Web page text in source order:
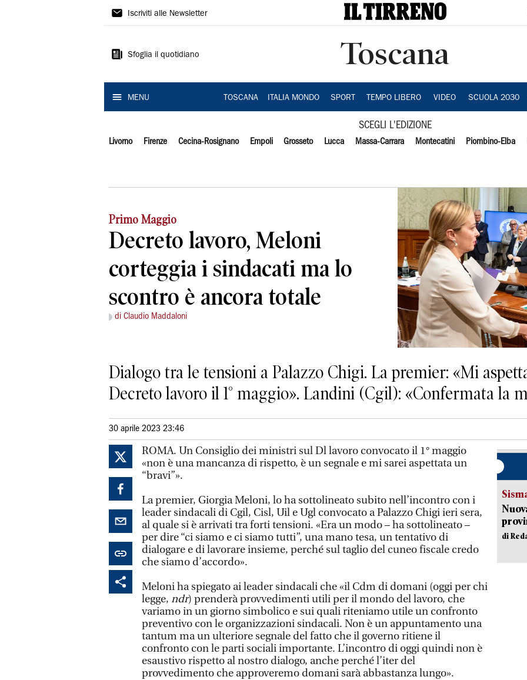
Il
Iscriviti alle Newsletter
Sfoglia il quotidiano Toscana
MENU TOSCANA ITALIA MONDO SPORT TEMPO LIBERO VIDEO SCUOLA 2030
SCEGLI L'EDIZIONE
Livorno Firenze Cecina-Rosignano Empoli Grosseto Lucca Massa-Carrara Montecatini Piombino-Elba
Primo Maggio
Decreto lavoro, Meloni
corteggia i sindacati ma lo
scontro è ancora totale
di Claudio Maddaloni
Dialogo tra le tensioni a Palazzo Chigi. La premier: «Mi
Decreto lavoro il 1° maggio». Landini (Cgil): «Confermata la
30 aprile 2023 23:46
ROMA. Un Consiglio dei ministri sul Dl lavoro convocato il 1° maggio
«non è una mancanza di rispetto, è un segnale e mi sarei aspettata un
“bravi”».
La premier, Giorgia Meloni, lo ha sottolineato subito nell’incontro con i
leader sindacali di Cgil, Cisl, Uil e Ugl convocato a Palazzo Chigi ieri sera,
al quale si è arrivati tra forti tensioni. «Era un modo – ha sottolineato –
per dire “ci siamo e ci siamo tutti”, una mano tesa, un tentativo di
dialogare e di lavorare insieme, perché sul taglio del cuneo fiscale credo
che siamo d’accordo».
Meloni ha spiegato ai leader sindacali che «il Cdm di domani (oggi per chi
legge, ndr) prenderà provvedimenti utili per il mondo del lavoro, che
variamo in un giorno simbolico e sui quali riteniamo utile un confronto
preventivo con le organizzazioni sindacali. Non è un appuntamento una
tantum ma un ulteriore segnale del fatto che il governo ritiene il
confronto con le parti sociali importante. L’incontro di oggi quindi non è
esaustivo rispetto al nostro dialogo, anche perché l’iter del
provvedimento che approveremo domani sarà abbastanza lungo».
di